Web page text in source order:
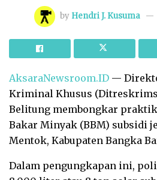
by Hendri J. Kusuma
AksaraNewsroom.ID —
Kriminal Khusus
Belitung membongkar
Bakar Minyak (BBM) subsidi
Mentok, Kabupaten Bangka
Dalam pengungkapan ini,